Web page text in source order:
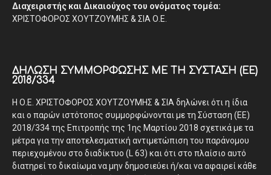
Διαχειριστής και Δικαιούχος του ονόματος τομέα:
ΧΡΙΣΤΟΦΟΡΟΣ ΧΟΥΤΖΟΥΜΗΣ & ΣΙΑ Ο.Ε.
ΔΉΛΩΣΗ ΣΥΜΜΌΡΦΩΣΗΣ ΜΕ ΤΗ ΣΎΣΤΑΣΗ (ΕΕ)
2018/334
Η Ο.Ε. ΧΡΙΣΤΟΦΟΡΟΣ ΧΟΥΤΖΟΥΜΗΣ & ΣΙΑ δηλώνει ότι η ίδια
και ο παρών ιστότοπος συμμορφώνονται με τη Σύσταση (ΕΕ)
2018/334 της Επιτροπής της 1ης Μαρτίου 2018 σχετικά με τα
μέτρα για την αποτελεσματική αντιμετώπιση του παράνομου
περιεχομένου στο διαδίκτυο (L 63) και ότι στο πλαίσιο αυτό
διατηρεί το δικαίωμα να μην δημοσιεύει ή/και να αφαιρεί κάθε